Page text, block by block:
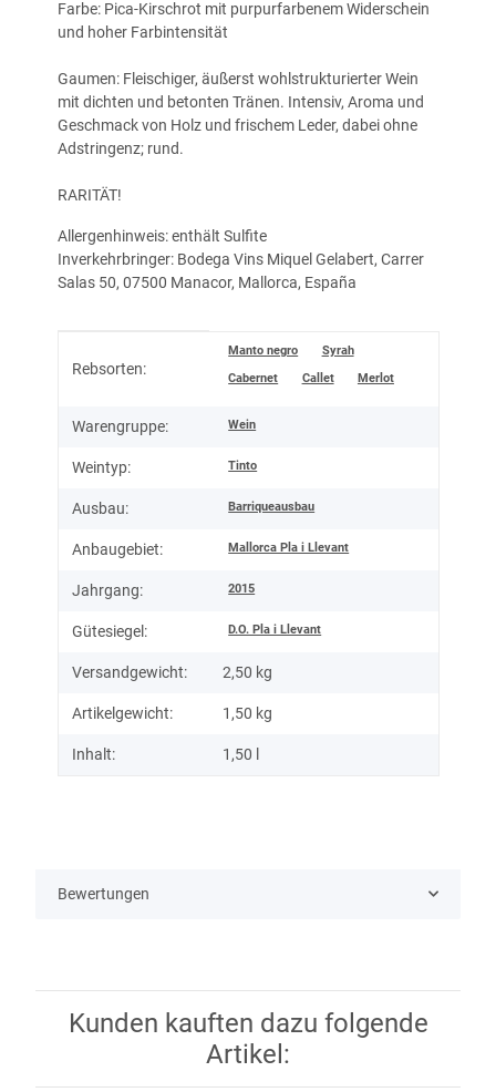
Farbe: Pica-Kirschrot mit purpurfarbenem Widerschein
und hoher Farbintensität
Gaumen: Fleischiger, äußerst wohlstrukturierter Wein
mit dichten und betonten Tränen. Intensiv, Aroma und
Geschmack von Holz und frischem Leder, dabei ohne
Adstringenz; rund.
RARITÄT!
Allergenhinweis: enthält Sulfite
Inverkehrbringer: Bodega Vins Miquel Gelabert, Carrer
Salas 50, 07500 Manacor, Mallorca, España
Rebsorten:
Manto negro
Syrah
Cabernet
Callet Merlot
Warengruppe: Wein
Weintyp: Tinto
Ausbau: Barriqueausbau
Anbaugebiet: Mallorca Pla i Llevant
Jahrgang: 2015
Gütesiegel: D.O. Pla i Llevant
Versandgewicht: 2,50 kg
Artikelgewicht: 1,50 kg
Inhalt: 1,50 l
Bewertungen
Kunden kauften dazu folgende
Artikel: